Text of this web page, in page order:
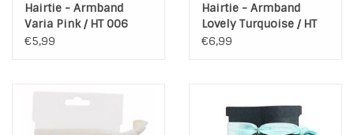
Hairtie - Armband
Varia Pink / HT 006
€5,99
Hairtie - Armband
Lovely Turquoise / HT
008
€6,99